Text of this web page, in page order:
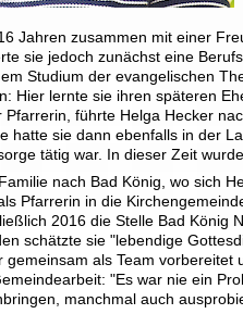
Jahren zusammen mit einer
sie jedoch zunächst eine
Studium der evangelischen
Hier lernte sie ihren späteren
Pfarrerin, führte Helga Hecker
hatte sie dann ebenfalls in der
tätig war. In dieser Zeit
nach Bad König, wo sich
Pfarrerin in die
2016 die Stelle Bad König
schätzte sie "lebendige
gemeinsam als Team
"Es war nie ein
manchmal auch